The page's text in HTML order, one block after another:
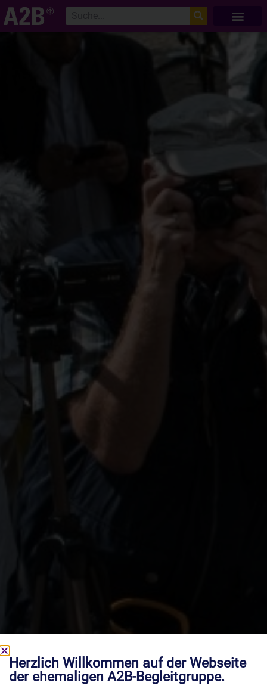
Herzlich Willkommen auf der Webseite
der ehemaligen A2B-Begleitgruppe.